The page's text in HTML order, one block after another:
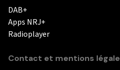
DAB+
Apps NRJ+
Radioplayer
Contact et mentions